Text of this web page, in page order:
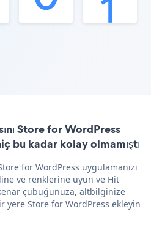
Store for WordPress
bu kadar kolay olmamıştı
for WordPress uygulamanızı
ve renklerine uyun ve Hit
çubuğunuza, altbilginize
Store for WordPress ekleyin